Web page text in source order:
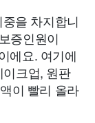
을 차지합니
증인원이
에요. 여기에
크업, 원판
이 빨리 올라